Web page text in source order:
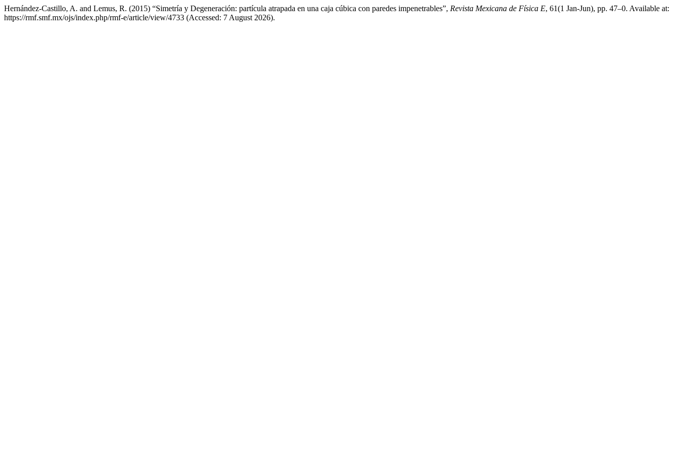
Hernández-Castillo, A. and Lemus, R. (2015) “Simetría y Degeneración: partícula atrapada en una caja cúbica con paredes impenetrables”, Revista Mexicana de Física E, 61(1 Jan-Jun), pp. 47–0. Available at:
https://rmf.smf.mx/ojs/index.php/rmf-e/article/view/4733 (Accessed: 7 August 2026).